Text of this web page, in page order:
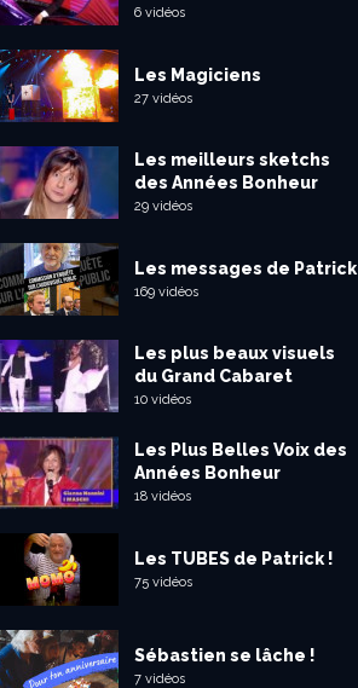
6 vidéos
Les Magiciens
27 vidéos
Les meilleurs sketchs
des Années Bonheur
29 vidéos
Les messages de Patrick
169 vidéos
Les plus beaux visuels
du Grand Cabaret
10 vidéos
Les Plus Belles Voix des
Années Bonheur
18 vidéos
Les TUBES de Patrick !
75 vidéos
Sébastien se lâche !
7 vidéos